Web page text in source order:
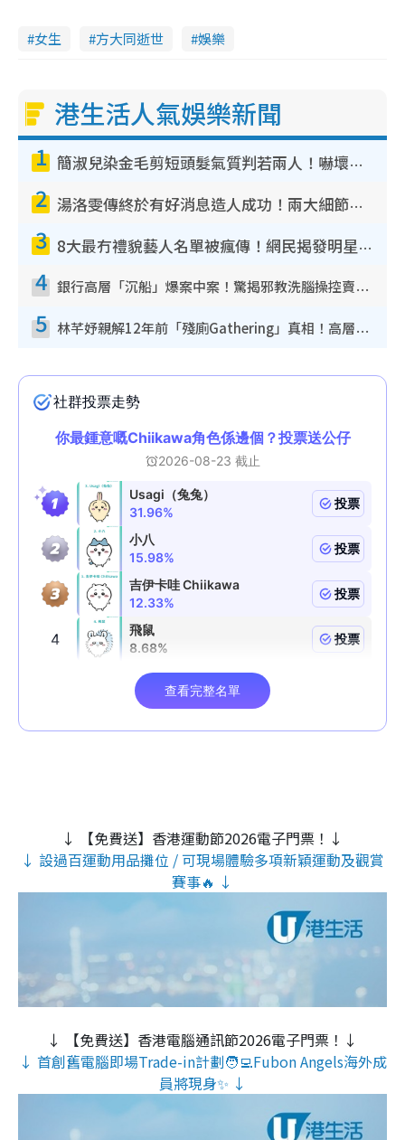
女生 方大同逝世 娛樂
港生活人氣娛樂新聞
1 簡淑兒染金毛剪短頭髮氣質判若兩人！嚇壞老公麥大力都認唔出：「你做咩事？」
2 湯洛雯傳終於有好消息造人成功！兩大細節曝孕味極濃惹猜測：大肚婆先會咁！
3 8大最冇禮貌藝人名單被瘋傳！網民揭發明星真面目 一致數臭呢位係無品天花板？
4 銀行高層「沉船」爆案中案！驚揭邪教洗腦操控賣淫被吞600萬 幕後黑手講多錯多
5 林芊妤親解12年前「殘廁Gathering」真相！高層解約一句話重創尊嚴至今拒返TVB
↓ 【免費送】香港運動節2026電子門票！↓
↓ 設過百運動用品攤位 / 可現場體驗多項新穎運動及觀賞
賽事🔥 ↓
↓ 【免費送】香港電腦通訊節2026電子門票！↓
↓ 首創舊電腦即場Trade-in計劃🧑‍💻Fubon Angels海外成
員將現身✨ ↓